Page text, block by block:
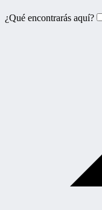
¿Qué encontrarás aquí?